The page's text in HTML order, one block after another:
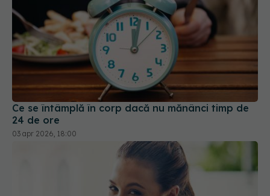
Ce se întâmplă în corp dacă nu mănânci timp de
24 de ore
03 apr 2026, 18:00